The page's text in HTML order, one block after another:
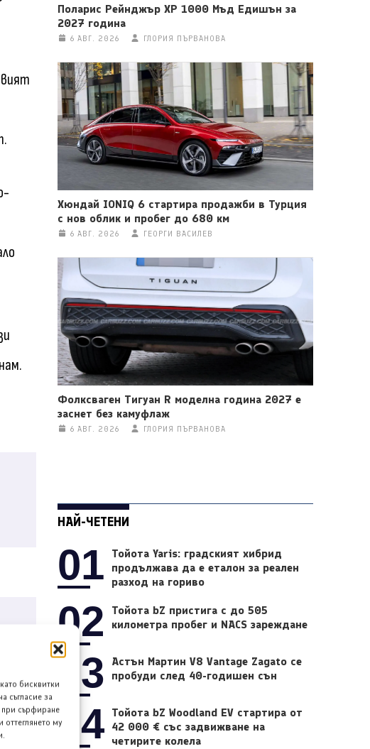
бисквитки
съгласие за
при сърфиране
оттеглянето му
Поларис Рейнджър ХР 1000 Мъд Едишън за
2027 година
6 АВГ. 2026 ГЛОРИЯ ПЪРВАНОВА
Хюндай IONIQ 6 стартира продажби в Турция
с нов облик и пробег до 680 км
6 АВГ. 2026 ГЕОРГИ ВАСИЛЕВ
Фолксваген Тигуан R моделна година 2027 е
заснет без камуфлаж
6 АВГ. 2026 ГЛОРИЯ ПЪРВАНОВА
НАЙ-ЧЕТЕНИ
01
Тойота Yaris: градският хибрид
продължава да е еталон за реален
разход на гориво
02
Тойота bZ пристига с до 505
километра пробег и NACS зареждане
03
Астън Мартин V8 Vantage Zagato се
пробуди след 40-годишен сън
04 Тойота bZ Woodland EV стартира от
42 000 € със задвижване на
четирите колела